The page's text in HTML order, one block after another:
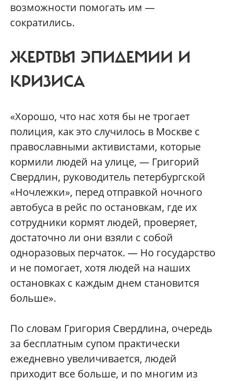
возможности помогать им —
сократились.
ЖЕРТВЫ ЭПИДЕМИИ И
КРИЗИСА
«Хорошо, что нас хотя бы не трогает
полиция, как это случилось в Москве с
православными активистами, которые
кормили людей на улице, — Григорий
Свердлин, руководитель петербургской
«Ночлежки», перед отправкой ночного
автобуса в рейс по остановкам, где их
сотрудники кормят людей, проверяет,
достаточно ли они взяли с собой
одноразовых перчаток. — Но государство
и не помогает, хотя людей на наших
остановках с каждым днем становится
больше».
По словам Григория Свердлина, очередь
за бесплатным супом практически
ежедневно увеличивается, людей
приходит все больше, и по многим из